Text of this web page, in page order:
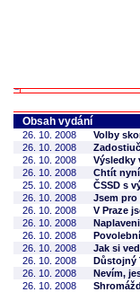
Obsah vydání
26. 10. 2008
Volby
26. 10. 2008
26. 10. 2008
Výsledky
26. 10. 2008
Chtít
25. 10. 2008
ČSSD s
26. 10. 2008
Jsem pro
26. 10. 2008
V Praze
26. 10. 2008
26. 10. 2008
26. 10. 2008
Jak si
26. 10. 2008
Důstojný
26. 10. 2008
Nevím,
26. 10. 2008